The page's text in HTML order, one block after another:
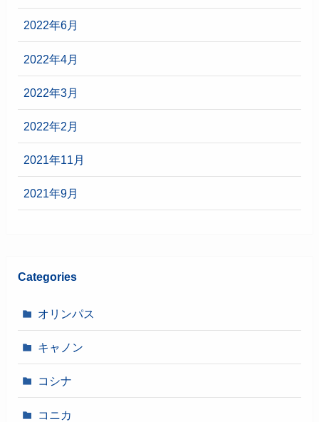
2022年6月
2022年4月
2022年3月
2022年2月
2021年11月
2021年9月
Categories
オリンパス
キャノン
コシナ
コニカ